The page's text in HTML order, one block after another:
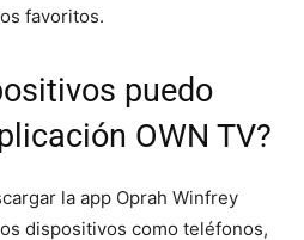
favoritos.
puedo
OWN TV?
la app Oprah Winfrey
dispositivos como teléfonos,